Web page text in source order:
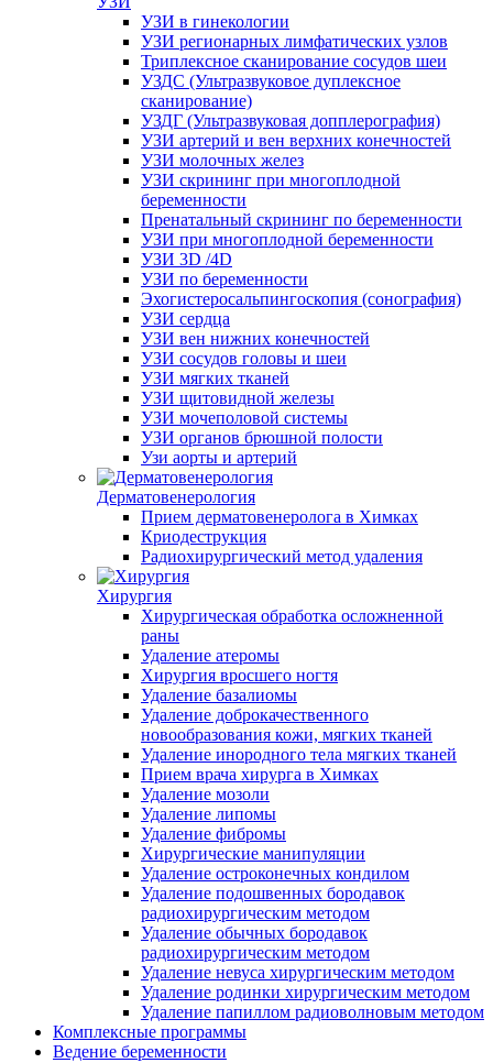
УЗИ в гинекологии
УЗИ регионарных лимфатических узлов
Триплексное сканирование сосудов шеи
УЗДС (Ультразвуковое дуплексное
сканирование)
УЗДГ (Ультразвуковая допплерография)
УЗИ артерий и вен верхних конечностей
УЗИ молочных желез
УЗИ скрининг при многоплодной
беременности
Пренатальный скрининг по беременности
УЗИ при многоплодной беременности
УЗИ 3D /4D
УЗИ по беременности
Эхогистеросальпингоскопия (сонография)
УЗИ сердца
УЗИ вен нижних конечностей
УЗИ сосудов головы и шеи
УЗИ мягких тканей
УЗИ щитовидной железы
УЗИ мочеполовой системы
УЗИ органов брюшной полости
Узи аорты и артерий
Дерматовенерология
Прием дерматовенеролога в Химках
Криодеструкция
Радиохирургический метод удаления
Хирургия
Хирургическая обработка осложненной
раны
Удаление атеромы
Хирургия вросшего ногтя
Удаление базалиомы
Удаление доброкачественного
новообразования кожи, мягких тканей
Удаление инородного тела мягких тканей
Прием врача хирурга в Химках
Удаление мозоли
Удаление липомы
Удаление фибромы
Хирургические манипуляции
Удаление остроконечных кондилом
Удаление подошвенных бородавок
радиохирургическим методом
Удаление обычных бородавок
радиохирургическим методом
Удаление невуса хирургическим методом
Удаление родинки хирургическим методом
Удаление папиллом радиоволновым методом
Комплексные программы
Ведение беременности